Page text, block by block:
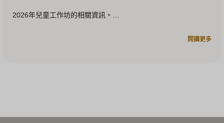
2026年兒童工作坊的相關資訊。
閱讀更多